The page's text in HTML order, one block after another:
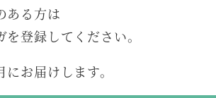
ある方は
を登録してください。
にお届けします。